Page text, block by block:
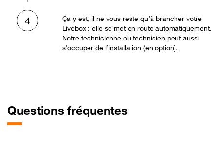
4
Ça y est, il ne vous reste qu’à brancher votre
Livebox : elle se met en route automatiquement.
Notre technicienne ou technicien peut aussi
s’occuper de l’installation (en option).
Questions fréquentes